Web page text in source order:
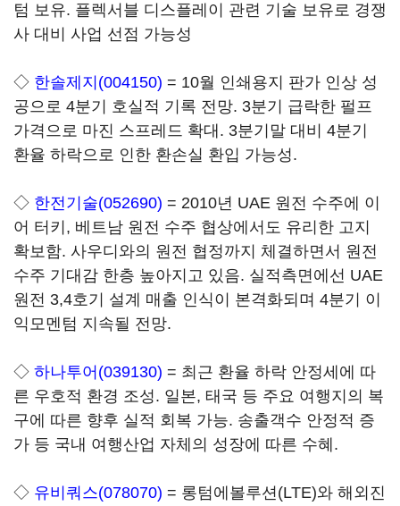
텀 보유. 플렉서블 디스플레이 관련 기술 보유로 경쟁
사 대비 사업 선점 가능성
◇ 한솔제지(004150) = 10월 인쇄용지 판가 인상 성
공으로 4분기 호실적 기록 전망. 3분기 급락한 펄프
가격으로 마진 스프레드 확대. 3분기말 대비 4분기
환율 하락으로 인한 환손실 환입 가능성.
◇ 한전기술(052690) = 2010년 UAE 원전 수주에 이
어 터키, 베트남 원전 수주 협상에서도 유리한 고지
확보함. 사우디와의 원전 협정까지 체결하면서 원전
수주 기대감 한층 높아지고 있음. 실적측면에선 UAE
원전 3,4호기 설계 매출 인식이 본격화되며 4분기 이
익모멘텀 지속될 전망.
◇ 하나투어(039130) = 최근 환율 하락 안정세에 따
른 우호적 환경 조성. 일본, 태국 등 주요 여행지의 복
구에 따른 향후 실적 회복 가능. 송출객수 안정적 증
가 등 국내 여행산업 자체의 성장에 따른 수혜.
◇ 유비쿼스(078070) = 롱텀에볼루션(LTE)와 해외진